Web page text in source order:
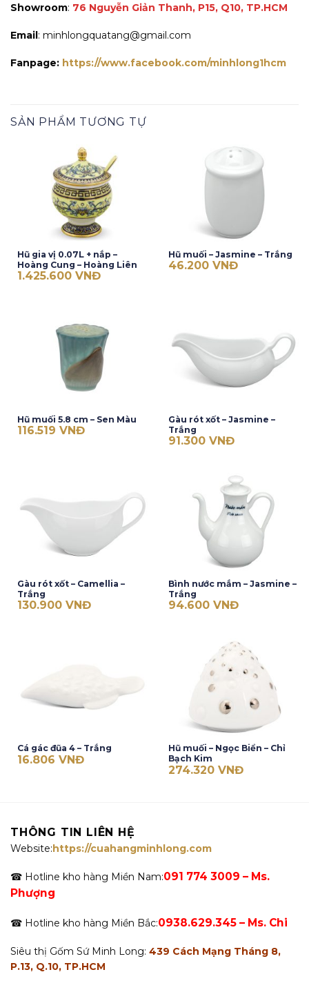
Showroom: 76 Nguyễn Giản Thanh, P15, Q10, TP.HCM
Email: minhlongquatang@gmail.com
Fanpage: https://www.facebook.com/minhlong1hcm
SẢN PHẨM TƯƠNG TỰ
Hũ gia vị 0.07L + nắp –
Hoàng Cung – Hoàng Liên
1.425.600 VNĐ
Hũ muối – Jasmine – Trắng
46.200 VNĐ
Hũ muối 5.8 cm – Sen Màu
116.519 VNĐ
Gàu rót xốt – Jasmine –
Trắng
91.300 VNĐ
Gàu rót xốt – Camellia –
Trắng
130.900 VNĐ
Bình nước mắm – Jasmine –
Trắng
94.600 VNĐ
Cá gác đũa 4 – Trắng
16.806 VNĐ
Hũ muối – Ngọc Biển – Chỉ
Bạch Kim
274.320 VNĐ
THÔNG TIN LIÊN HỆ
Website:https://cuahangminhlong.com
☎ Hotline kho hàng Miền Nam:091 774 3009 – Ms.
Phượng
☎ Hotline kho hàng Miền Bắc:0938.629.345 – Ms. Chi
Siêu thị Gốm Sứ Minh Long: 439 Cách Mạng Tháng 8,
P.13, Q.10, TP.HCM